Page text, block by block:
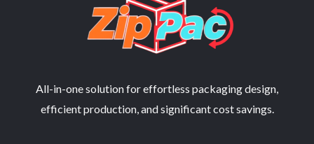
All-in-one solution for effortless packaging design,
efficient production, and significant cost savings.